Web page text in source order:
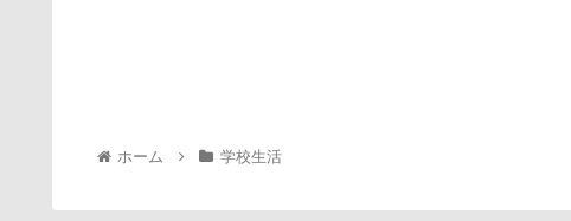
ホーム 学校生活